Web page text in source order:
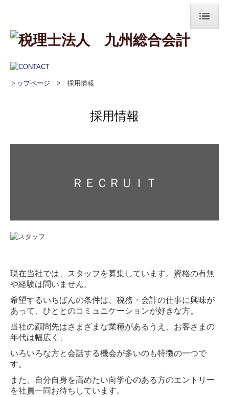
ホーム
業務案内
法人案内
トップページ > 採用情報
採用情報
ＲＥＣＲＵＩＴ
現在当社では、スタッフを募集しています。資格の有無
や経験は問いません。
希望するいちばんの条件は、税務・会計の仕事に興味が
あって、ひととのコミュニケーションが好きな方。
当社の顧問先はさまざまな業種があるうえ、お客さまの
年代は幅広く、
いろいろな方と会話する機会が多いのも特徴の一つで
す。
また、自分自身を高めたい向学心のある方のエントリー
を社員一同お待ちしています。